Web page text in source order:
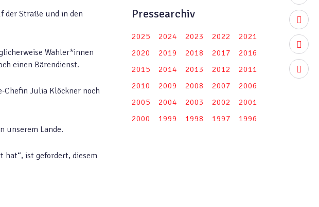
der Straße und in den
Wähler*innen
einen Bärendienst.
Chefin Julia Klöckner noch
unserem Lande.
hat“, ist gefordert, diesem
Pressearchiv
2025 2024 2023 2022
2021
2020
2019 2018 2017
2016
2015
2014 2013 2012
2011
2010
2009 2008 2007
2006
2005
2004 2003 2002
2001
2000
1999 1998 1997 1996